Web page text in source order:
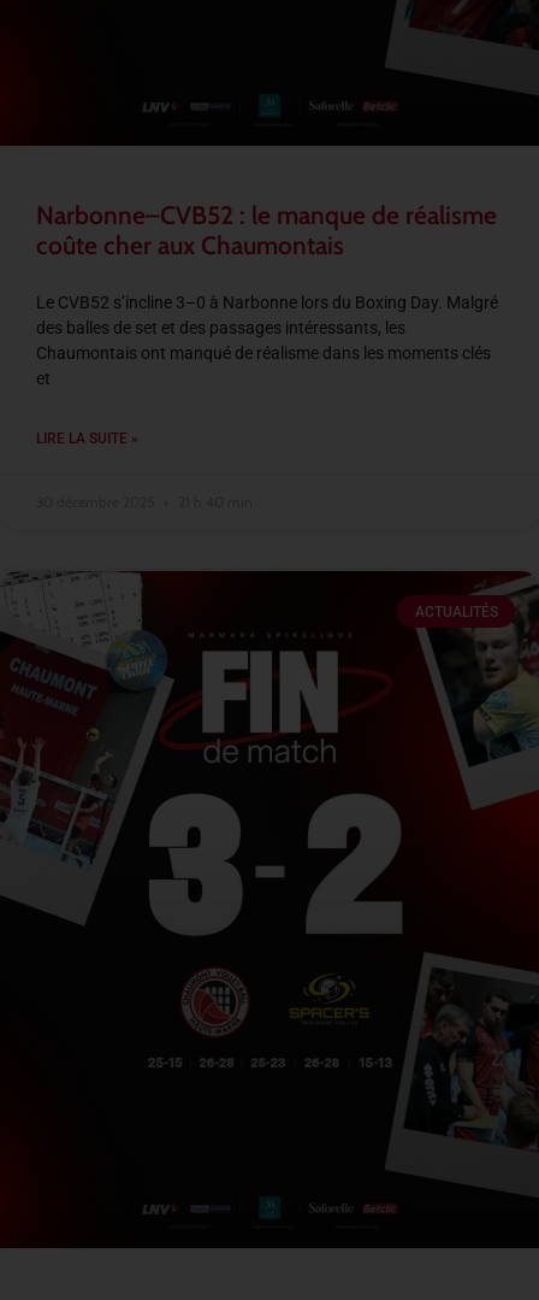
Narbonne–CVB52 : le manque de réalisme
coûte cher aux Chaumontais
Le CVB52 s’incline 3–0 à Narbonne lors du Boxing Day. Malgré
des balles de set et des passages intéressants, les
Chaumontais ont manqué de réalisme dans les moments clés
et
LIRE LA SUITE »
ACTUALITÉS